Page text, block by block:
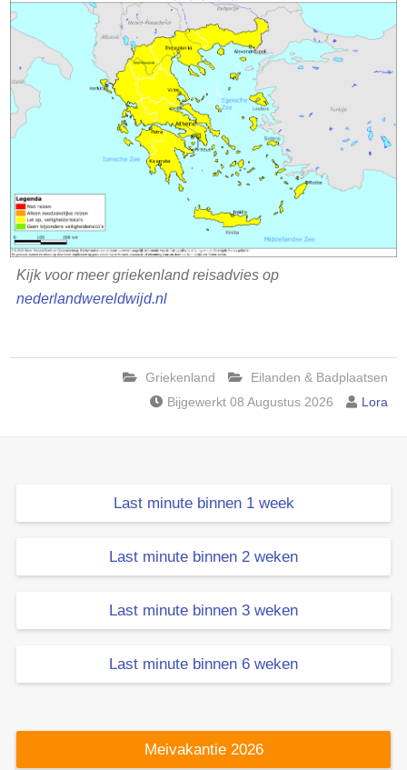
Kijk voor meer griekenland reisadvies op
nederlandwereldwijd.nl
Griekenland
Eilanden & Badplaatsen
Bijgewerkt 08 Augustus 2026
Lora
Last minute binnen 1 week
Last minute binnen 2 weken
Last minute binnen 3 weken
Last minute binnen 6 weken
Meivakantie 2026